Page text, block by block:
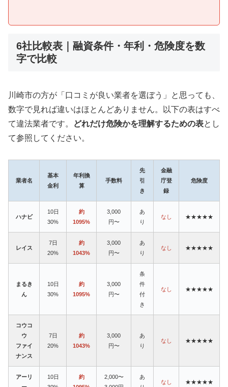
6社比較表｜融資条件・年利・危険度を数
字で比較
川崎市の方が「口コミが良い業者を選ぼう」と思っても、
数字で見れば違いはほとんどありません。以下の表はすべ
て違法業者です。
どれだけ危険かを理解するための表とし
て参照してください。
業者名
基本
金利
年利換
算
手数料
先
引
き
金融
庁登
録
危険度
ハナビ
10日
30%
約
1095%
3,000
円〜
あ
り
なし ★★★★★
レイス
7日
20%
約
1043%
3,000
円〜
あ
り
なし ★★★★★
まるき
ん
10日
30%
約
1095%
3,000
円〜
条
件
付
き
なし ★★★★★
コウコ
ウ
ファイ
ナンス
7日
20%
約
1043%
3,000
円〜
あ
り
なし ★★★★★
アーリ
10日
約
2,000〜
あ
なし ★★★★★